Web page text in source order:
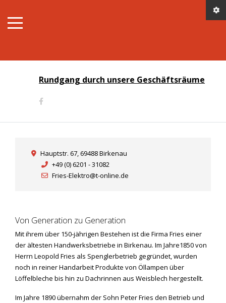
Rundgang durch unsere Geschäftsräume
Hauptstr. 67, 69488 Birkenau
+49 (0) 6201 - 31082
Fries-Elektro@t-online.de
Von Generation zu Generation
Mit ihrem über 150-jährigen Bestehen ist die Firma Fries einer
der ältesten Handwerksbetriebe in Birkenau. Im Jahre1850 von
Herrn Leopold Fries als Spenglerbetrieb gegründet, wurden
noch in reiner Handarbeit Produkte von Öllampen über
Löffelbleche bis hin zu Dachrinnen aus Weisblech hergestellt.
Im Jahre 1890 übernahm der Sohn Peter Fries den Betrieb und